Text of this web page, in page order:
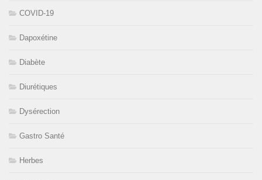
COVID-19
Dapoxétine
Diabète
Diurétiques
Dysérection
Gastro Santé
Herbes